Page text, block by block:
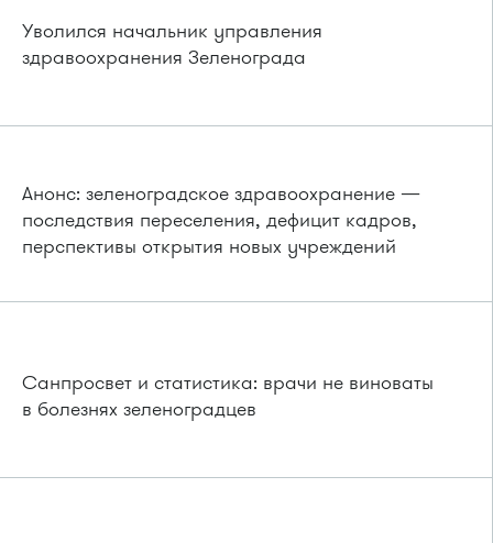
Уволился начальник управления
здравоохранения Зеленограда
Анонс: зеленоградское здравоохранение —
последствия переселения, дефицит кадров,
перспективы открытия новых учреждений
Санпросвет и статистика: врачи не виноваты
в болезнях зеленоградцев